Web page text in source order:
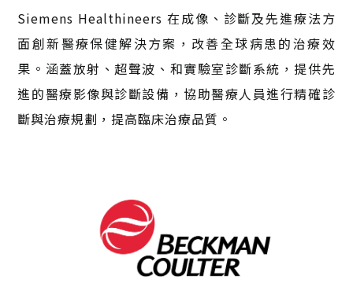
Siemens Healthineers 在成像、診斷及先進療法方
面創新醫療保健解決方案，改善全球病患的治療效
果。涵蓋放射、超聲波、和實驗室診斷系統，提供先
進的醫療影像與診斷設備，協助醫療人員進行精確診
斷與治療規劃，提高臨床治療品質。